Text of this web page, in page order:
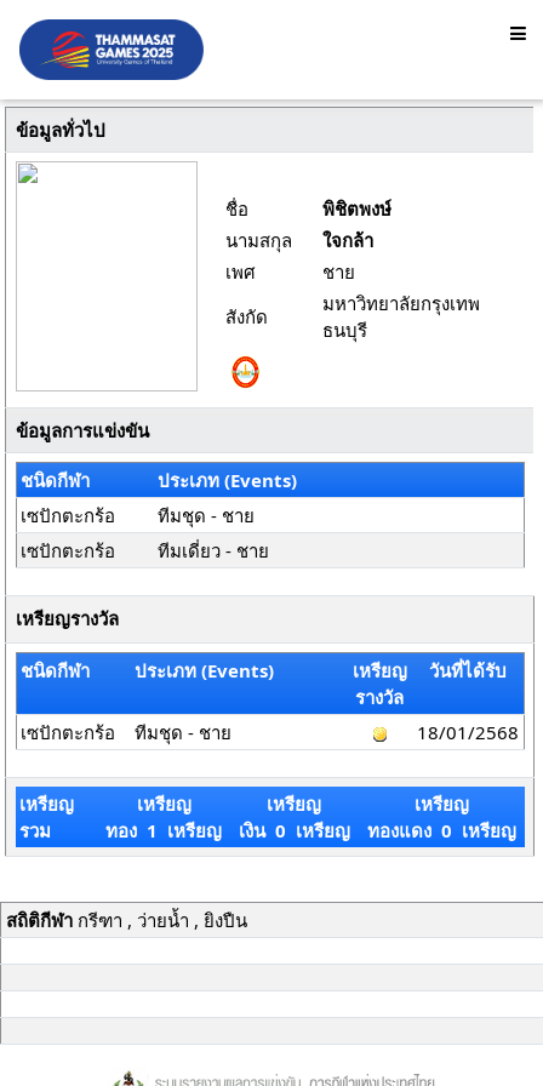
ข้อมูลทั่วไป
ชื่อ
พิชิตพงษ์
นามสกุล
ใจกล้า
เพศ
ชาย
สังกัด
มหาวิทยาลัยกรุงเทพ
ธนบุรี
ข้อมูลการแข่งขัน
ชนิดกีฬา
ประเภท (Events)
เซปักตะกร้อ
ทีมชุด - ชาย
เซปักตะกร้อ
ทีมเดี่ยว - ชาย
เหรียญรางวัล
ชนิดกีฬา ประเภท (Events)
เหรียญ
รางวัล
วันที่ได้รับ
เซปักตะกร้อ ทีมชุด - ชาย 18/01/2568
เหรียญ
รวม
เหรียญ
ทอง 1 เหรียญ
เหรียญ
เงิน 0 เหรียญ
เหรียญ
ทองแดง 0 เหรียญ
สถิติกีฬากรีฑา , ว่ายน้ำ , ยิงปืน